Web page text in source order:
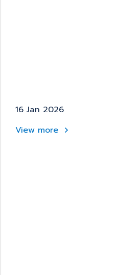
16 Jan 2026
View more